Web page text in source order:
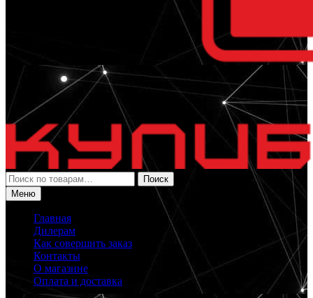
Искать:
Поиск
Меню
Главная
Дилерам
Как совершить заказ
Контакты
О магазине
Оплата и доставка